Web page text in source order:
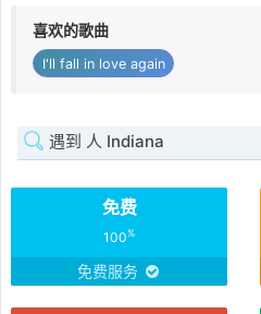
喜欢的歌曲
I'll fall in love again
遇到 人 Indiana
免费
100%
免费服务